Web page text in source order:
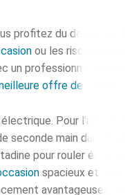
profitez du dernier
ou les risques
un professionnel
offre de voiture
Pour l'achat
seconde main dans
pour rouler
spacieux et
avantageuses